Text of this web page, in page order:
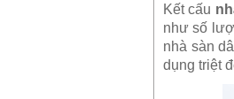
Kết cấu
như số
nhà sàn
dụng triệt